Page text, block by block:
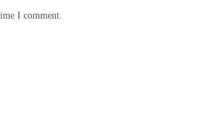
I comment.